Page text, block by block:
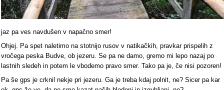
jaz pa ves navdušen v napačno smer!
Ohjej. Pa spet naletimo na stotnijo rusov v natikačkih, pravkar prispelih z
vročega peska Budve, ob jezeru. Se pa ne damo, gremo mi lepo nazaj po
lastnih sledeh in potem le vbodemo pravo smer. Tako pa je, če nisi pozoren!
Pa še gps je crknil nekje pri jezeru. Ga je treba kdaj polnit, ne? Sicer pa kar